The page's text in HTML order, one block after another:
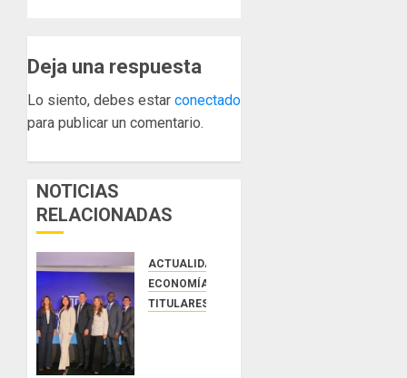
Deja una respuesta
Lo siento, debes estar conectado
para publicar un comentario.
NOTICIAS
RELACIONADAS
ACTUALIDAD
ECONOMÍA Y FINANZAS
TITULARES